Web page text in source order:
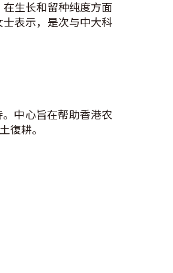
生长和留种纯度方面
表示，是次与中大科
中心旨在帮助香港农
復耕。